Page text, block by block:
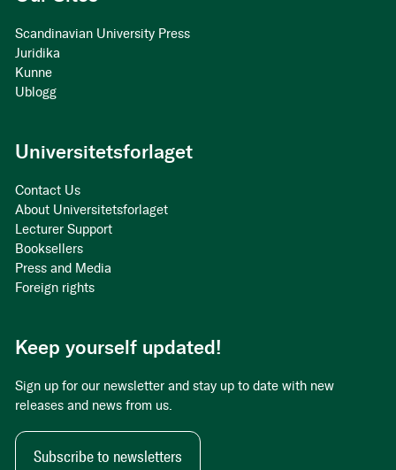
Scandinavian University Press
Juridika
Kunne
Ublogg
Universitetsforlaget
Contact Us
About Universitetsforlaget
Lecturer Support
Booksellers
Press and Media
Foreign rights
Keep yourself updated!
Sign up for our newsletter and stay up to date with new
releases and news from us.
Subscribe to newsletters